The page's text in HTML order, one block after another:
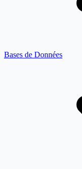
Bases de Données